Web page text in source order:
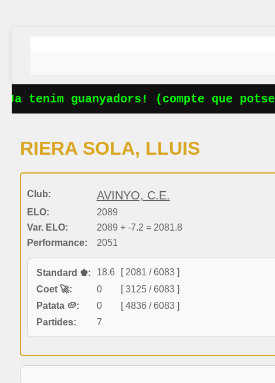
tenim guanyadors! (compte que
RIERA SOLA, LLUIS
Club: AVINYO, C.E.
ELO:
2089
Var. ELO:
2089 + -7.2 = 2081.8
Performance:
2051
Standard ♚: 18.6
[ 2081 / 6083 ]
Coet 🚀:
0
[ 3125 / 6083 ]
Patata 🥔:
0
[ 4836 / 6083 ]
Partides:
7